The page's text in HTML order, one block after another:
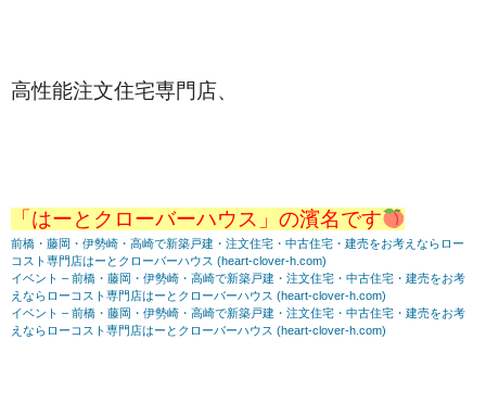
高性能注文住宅専門店、
「はーとクローバーハウス」の濱名です
前橋・藤岡・伊勢崎・高崎で新築戸建・注文住宅・中古住宅・建売をお考えならロー
コスト専門店はーとクローバーハウス (heart-clover-h.com)
イベント – 前橋・藤岡・伊勢崎・高崎で新築戸建・注文住宅・中古住宅・建売をお考
えならローコスト専門店はーとクローバーハウス (heart-clover-h.com)
イベント – 前橋・藤岡・伊勢崎・高崎で新築戸建・注文住宅・中古住宅・建売をお考
えならローコスト専門店はーとクローバーハウス (heart-clover-h.com)